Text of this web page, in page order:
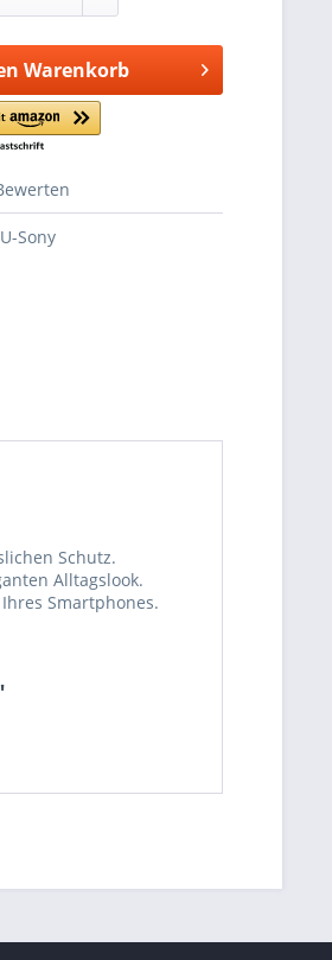
Warenkorb
Sony
Schutz.
Alltagslook.
Smartphones.